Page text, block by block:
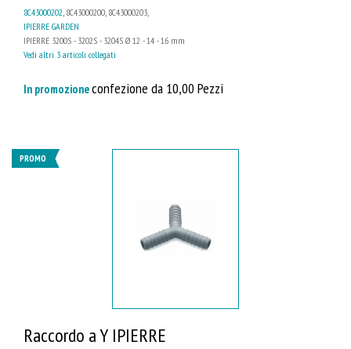
8C43000202 , 8C43000200, 8C43000203,
IPIERRE GARDEN
IPIERRE 3200S - 3202S - 3204S Ø 12 - 14 - 16 mm
Vedi altri 3 articoli collegati
In promozioneconfezione da 10,00 Pezzi
PROMO
Raccordo a Y IPIERRE